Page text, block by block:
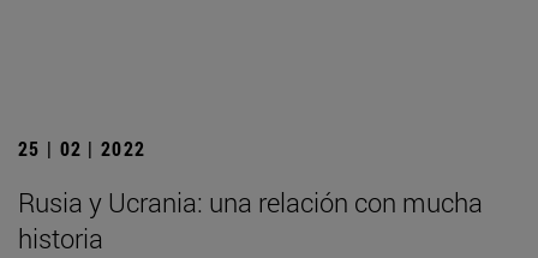
25 | 02 | 2022
Rusia y Ucrania: una relación con mucha
historia